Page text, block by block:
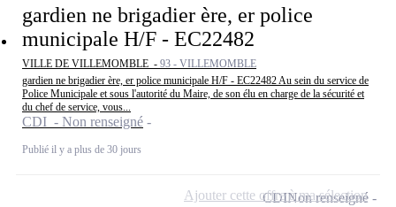
gardien ne brigadier ère, er police
municipale H/F - EC22482
VILLE DE VILLEMOMBLE - 93 - VILLEMOMBLE
gardien ne brigadier ère, er police municipale H/F - EC22482 Au sein du service de
Police Municipale et sous l'autorité du Maire, de son élu en charge de la sécurité et
du chef de service, vous...
CDI - Non renseigné
Publié il y a plus de 30 jours
CDINon renseigné
Ajouter cette offre à ma sélection